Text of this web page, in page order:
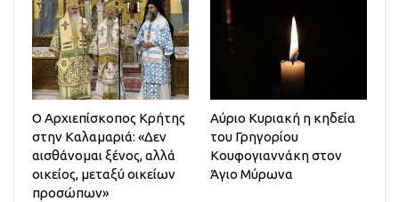
Ο Αρχιεπίσκοπος Κρήτης
στην Καλαμαριά: «Δεν
αισθάνομαι ξένος, αλλά
οικείος, μεταξύ οικείων
προσώπων»
Αύριο Κυριακή η κηδεία
του Γρηγορίου
Κουφογιαννάκη στον
Άγιο Μύρωνα